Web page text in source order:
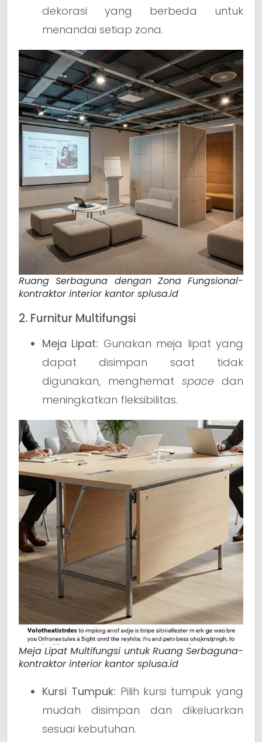
dekorasi yang berbeda untuk
menandai setiap zona.
Ruang Serbaguna dengan Zona Fungsional-
kontraktor interior kantor splusa.id
2. Furnitur Multifungsi
Meja Lipat: Gunakan meja lipat yang
dapat disimpan saat tidak
digunakan, menghemat space dan
meningkatkan fleksibilitas.
Meja Lipat Multifungsi untuk Ruang Serbaguna-
kontraktor interior kantor splusa.id
Kursi Tumpuk: Pilih kursi tumpuk yang
mudah disimpan dan dikeluarkan
sesuai kebutuhan.